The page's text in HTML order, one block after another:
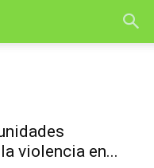
violencia en...